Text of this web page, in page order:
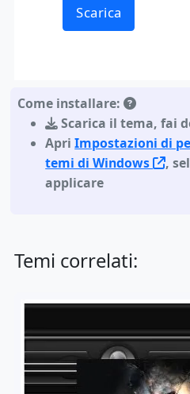
Scarica
Come installare:
Scarica il tema,fai
ApriImpostazioni di
temi di Windows
,
applicare
Temi correlati: